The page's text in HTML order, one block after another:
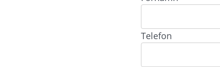
Telefon